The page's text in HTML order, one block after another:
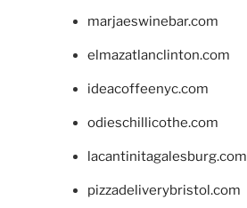
marjaeswinebar.com
elmazatlanclinton.com
ideacoffeenyc.com
odieschillicothe.com
lacantinitagalesburg.com
pizzadeliverybristol.com